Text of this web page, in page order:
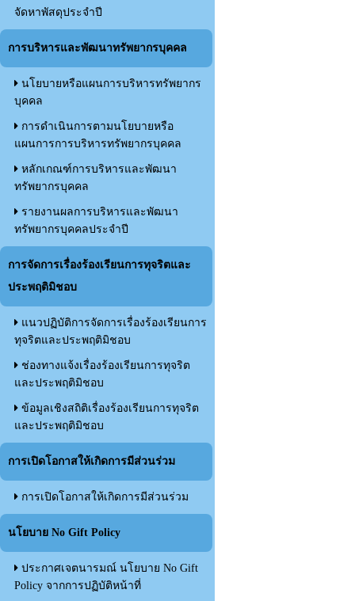
จัดหาพัสดุประจำปี
การบริหารและพัฒนาทรัพยากรบุคคล
นโยบายหรือแผนการบริหารทรัพยากร
บุคคล
การดำเนินการตามนโยบายหรือ
แผนการการบริหารทรัพยากรบุคคล
หลักเกณฑ์การบริหารและพัฒนา
ทรัพยากรบุคคล
รายงานผลการบริหารและพัฒนา
ทรัพยากรบุคคลประจำปี
การจัดการเรื่องร้องเรียนการทุจริตและ
ประพฤติมิชอบ
แนวปฏิบัติการจัดการเรื่องร้องเรียนการ
ทุจริตและประพฤติมิชอบ
ช่องทางแจ้งเรื่องร้องเรียนการทุจริต
และประพฤติมิชอบ
ข้อมูลเชิงสถิติเรื่องร้องเรียนการทุจริต
และประพฤติมิชอบ
การเปิดโอกาสให้เกิดการมีส่วนร่วม
การเปิดโอกาสให้เกิดการมีส่วนร่วม
นโยบาย No Gift Policy
ประกาศเจตนารมณ์ นโยบาย No Gift
Policy จากการปฏิบัติหน้าที่